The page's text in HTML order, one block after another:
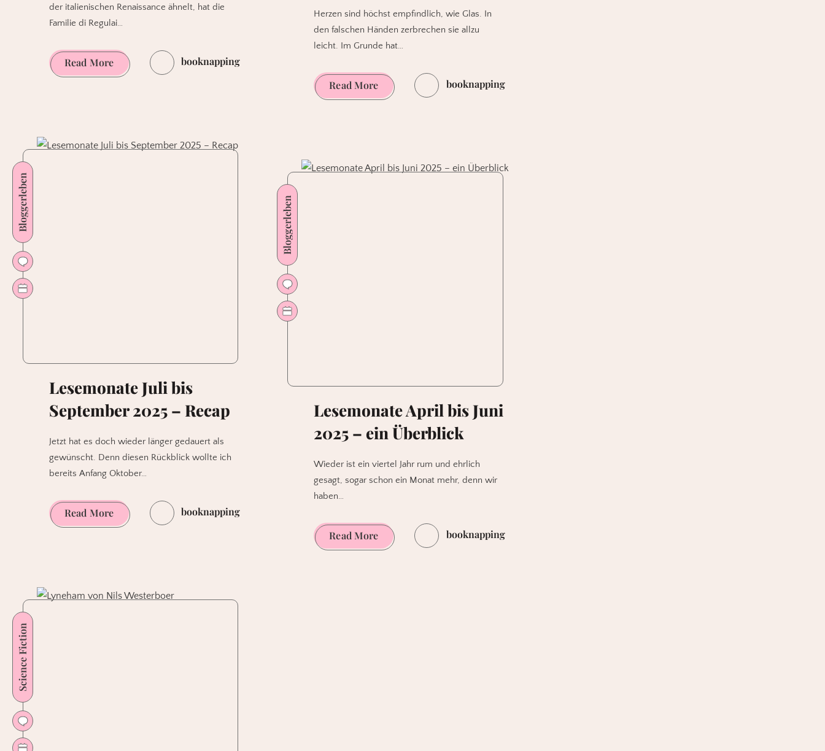
der italienischen Renaissance ähnelt, hat die
Familie di Regulai…
Read MoreNAVOLA
von
booknapping
Herzen sind höchst empfindlich, wie Glas. In
den falschen Händen zerbrechen sie allzu
leicht. Im Grunde hat…
Read MoreA
Dance
Spionin
booknapping
Bloggerleben
Lesemonate Juli bis
September 2025 – Recap
Jetzt hat es doch wieder länger gedauert als
gewünscht. Denn diesen Rückblick wollte ich
bereits Anfang Oktober…
Read MoreLesemonate
Juli
–
booknapping
Bloggerleben
Lesemonate April bis Juni
2025 – ein Überblick
Wieder ist ein viertel Jahr rum und ehrlich
gesagt, sogar schon ein Monat mehr, denn wir
haben…
Read MoreLesemonate
April
booknapping
Science Fiction